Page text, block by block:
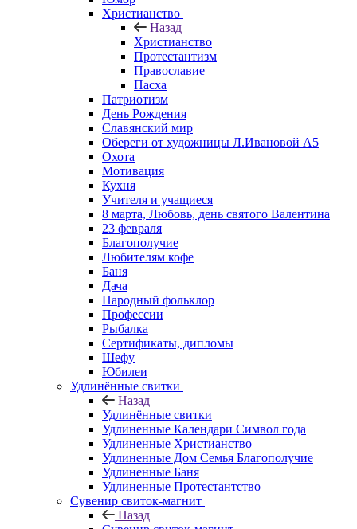
Христианство
Назад
Христианство
Протестантизм
Православие
Пасха
Патриотизм
День Рождения
Славянский мир
Обереги от художницы Л.Ивановой А5
Охота
Мотивация
Кухня
Учителя и учащиеся
8 марта, Любовь, день святого Валентина
23 февраля
Благополучие
Любителям кофе
Баня
Дача
Народный фольклор
Профессии
Рыбалка
Сертификаты, дипломы
Шефу
Юбилеи
Удлинённые свитки
Назад
Удлинённые свитки
Удлиненные Календари Символ года
Удлиненные Христианство
Удлиненные Дом Семья Благополучие
Удлиненные Баня
Удлиненные Протестантство
Сувенир свиток-магнит
Назад